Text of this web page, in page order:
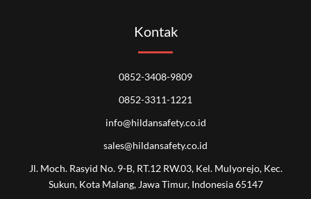
Kontak
0852-3408-9809
0852-3311-1221
info@hildansafety.co.id
sales@hildansafety.co.id
Jl. Moch. Rasyid No. 9-B, RT.12 RW.03, Kel. Mulyorejo, Kec.
Sukun, Kota Malang, Jawa Timur, Indonesia 65147